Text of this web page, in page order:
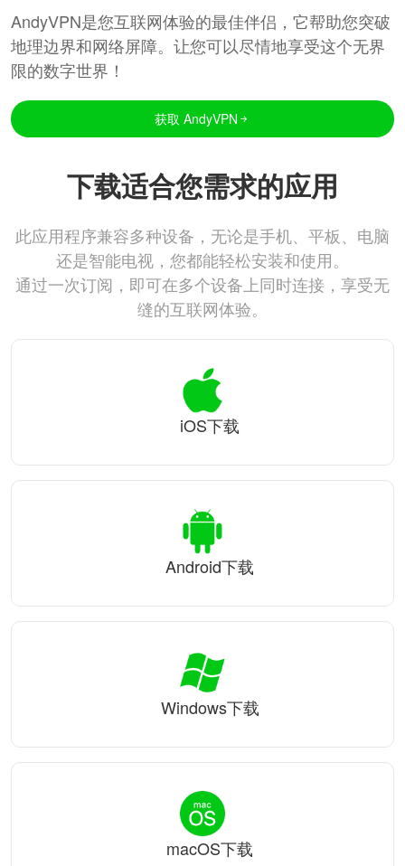
AndyVPN是您互联网体验的最佳伴侣，它帮助您突破
地理边界和网络屏障。让您可以尽情地享受这个无界
限的数字世界！
获取 AndyVPN
下载适合您需求的应用
此应用程序兼容多种设备，无论是手机、平板、电脑
还是智能电视，您都能轻松安装和使用。
通过一次订阅，即可在多个设备上同时连接，享受无
缝的互联网体验。
iOS下载
Android下载
Windows下载
macOS下载